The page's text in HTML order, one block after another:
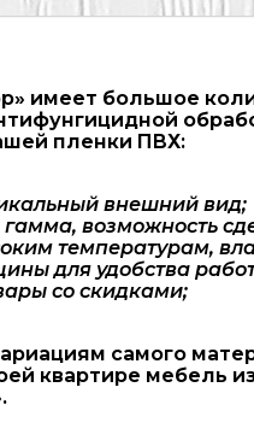
имеет большое
пленки ПВХ:
внешний вид;
возможность
температурам,
для удобства
со скидками;
самого
квартире мебель